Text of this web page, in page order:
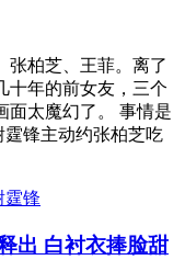
柏芝、王菲。离了
十年的前女友，三个
面太魔幻了。 事情是
锋主动约张柏芝吃
霆锋
出 白衬衣捧脸甜